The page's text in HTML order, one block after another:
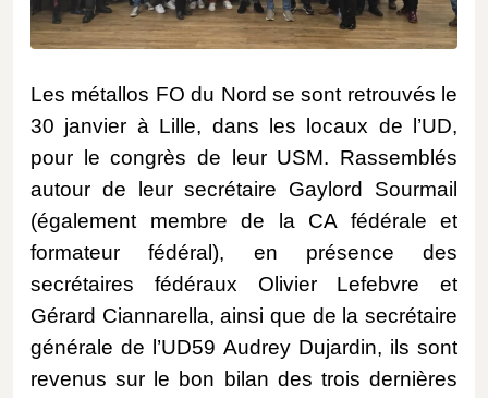
Les métallos FO du Nord se sont retrouvés le
30 janvier à Lille, dans les locaux de l’UD,
pour le congrès de leur USM. Rassemblés
autour de leur secrétaire Gaylord Sourmail
(également membre de la CA fédérale et
formateur fédéral), en présence des
secrétaires fédéraux Olivier Lefebvre et
Gérard Ciannarella, ainsi que de la secrétaire
générale de l’UD59 Audrey Dujardin, ils sont
revenus sur le bon bilan des trois dernières